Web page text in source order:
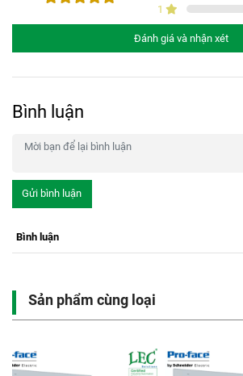
1
Đánh giá và nhận xét
Bình luận
Gửi bình luận
Bình luận
Sản phẩm cùng loại